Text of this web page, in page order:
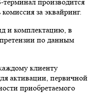
за эквайринг.
и комплектацию, в
по данным
клиенту
активации, первичной
приобретаемого